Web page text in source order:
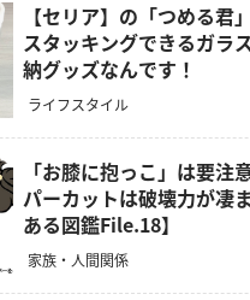
【セリア】の「つめる君
スタッキングできるガラ
納グッズなんです！
ライフスタイル
「お膝に抱っこ」は要注
パーカットは破壊力が凄
ある図鑑File.18】
家族・人間関係